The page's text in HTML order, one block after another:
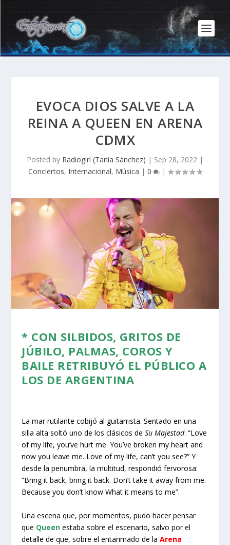
EVOCA DIOS SALVE A LA
REINA A QUEEN EN ARENA
CDMX
Posted by Radiogirl (Tania Sánchez) | Sep 28, 2022 |
Conciertos, Internacional, Música | 0 |
* CON SILBIDOS, GRITOS DE
JÚBILO, PALMAS, COROS Y
BAILE RETRIBUYÓ EL PÚBLICO A
LOS DE ARGENTINA
La mar rutilante cobijó al guitarrista. Sentado en una
silla alta soltó uno de los clásicos deSu Majestad: “Love
of my life, you’ve hurt me. You’ve broken my heart and
now you leave me. Love of my life, can’t you see?” Y
desde la penumbra, la multitud, respondió fervorosa:
“Bring it back, bring it back. Don’t take it away from me.
Because you don’t know What it means to me”.
Una escena que, por momentos, pudo hacer pensar
que Queen estaba sobre el escenario, salvo por el
detalle de que, sobre el entarimado de laArena